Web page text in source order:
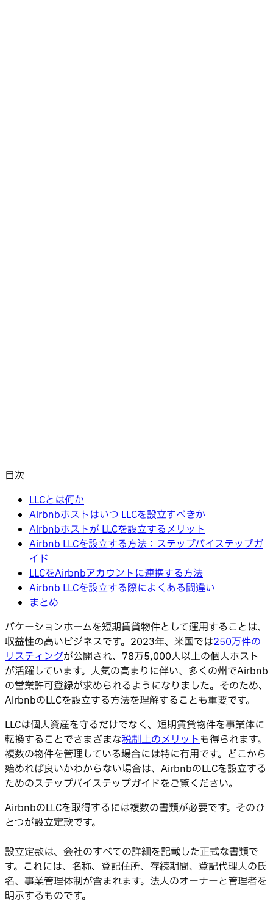
目次
LLCとは何か
Airbnbホストはいつ LLCを設立すべきか
Airbnbホストが LLCを設立するメリット
Airbnb LLCを設立する方法：ステップバイステップガ
イド
LLCをAirbnbアカウントに連携する方法
Airbnb LLCを設立する際によくある間違い
まとめ
バケーションホームを短期賃貸物件として運用することは、
収益性の高いビジネスです。2023年、米国では250万件の
リスティングが公開され、78万5,000人以上の個人ホスト
が活躍しています。人気の高まりに伴い、多くの州でAirbnb
の営業許可登録が求められるようになりました。そのため、
AirbnbのLLCを設立する方法を理解することも重要です。
LLCは個人資産を守るだけでなく、短期賃貸物件を事業体に
転換することでさまざまな税制上のメリットも得られます。
複数の物件を管理している場合には特に有用です。どこから
始めれば良いかわからない場合は、AirbnbのLLCを設立する
ためのステップバイステップガイドをご覧ください。
AirbnbのLLCを取得するには複数の書類が必要です。そのひ
とつが設立定款です。
設立定款は、会社のすべての詳細を記載した正式な書類で
す。これには、名称、登記住所、存続期間、登記代理人の氏
名、事業管理体制が含まれます。法人のオーナーと管理者を
明示するものです。